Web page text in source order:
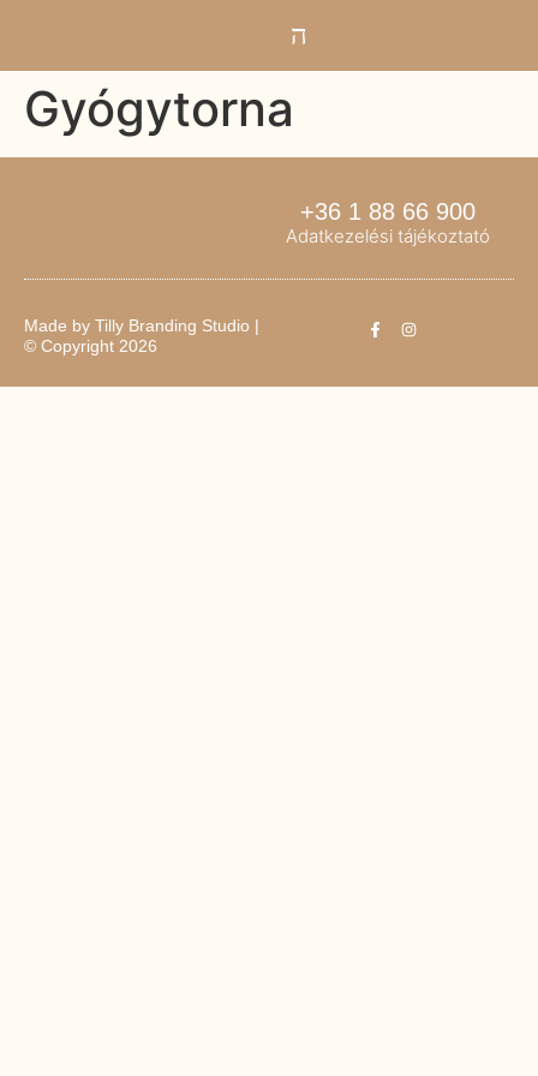
Gyógytorna
+36 1 88 66 900
Adatkezelési tájékoztató
Made by Tilly Branding Studio |
© Copyright 2026